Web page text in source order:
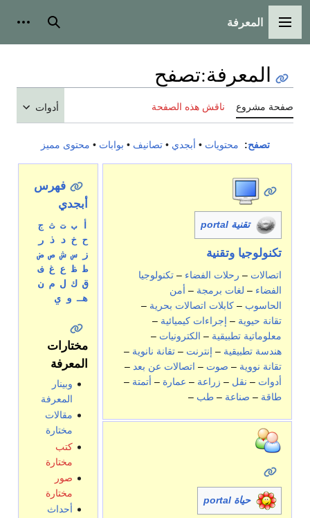
القائمة الرئيسية
المعرفة بحث
المعرفة:تصفح
صفحة مشروع ناقش هذه الصفحة أدوات
تصفح: محتويات • أبجدي •تصانيف • بوابات • محتوى مميز
تقنية portal
تكنولوجيا وتقنية
اتصالات – رحلات الفضاء – تكنولوجيا
الفضاء – لغات برمجة – أمن
الحاسوب – كابلات اتصالات بحرية –
تقانة حيوية – إجراءات كيميائية –
معلوماتية تطبيقية – الكترونيات –
هندسة تطبيقية – إنترنت – تقانة نانوية –
تقانة نووية – صوت – اتصالات عن بعد –
أدوات – نقل – زراعة – عمارة – أتمتة –
طاقة – صناعة – طب –
فهرس
أبجدي
أ ب ت ث ج
ح خ د ذ ر
ز
س ش ص ض
ط ظ ع غ ف
ق ك ل م ن
هـ و ي
مختارات
المعرفة
وبينار
المعرفة
مقالات
مختارة
كتب
مختارة
صور
مختارة
أحداث
حياة portal